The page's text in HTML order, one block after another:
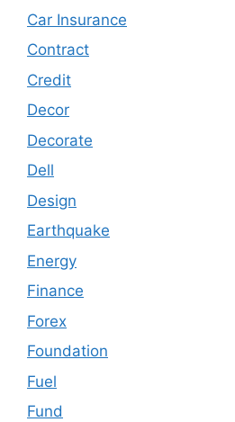
Car Insurance
Contract
Credit
Decor
Decorate
Dell
Design
Earthquake
Energy
Finance
Forex
Foundation
Fuel
Fund